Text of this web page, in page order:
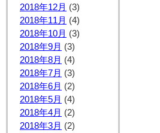
2018年12月 (3)
2018年11月 (4)
2018年10月 (3)
2018年9月 (3)
2018年8月 (4)
2018年7月 (3)
2018年6月 (2)
2018年5月 (4)
2018年4月 (2)
2018年3月 (2)